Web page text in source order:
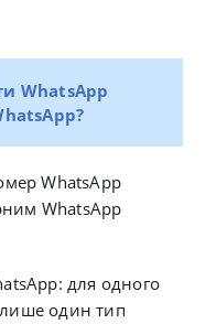
WhatsApp
WhatsApp
WhatsApp
для одного
один тип